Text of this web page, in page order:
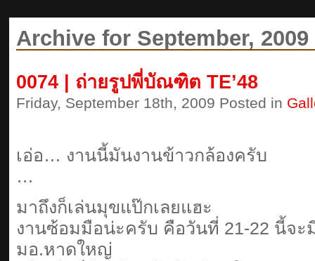
Archive for September, 2009
0074 | ถ่ายรูปพี่บัณฑิต TE’48
Friday, September 18th, 2009 Posted in
เอ่อ… งานนี้มันงานข้าวกล้องครับ
…
มาถึงก็เล่นมุขแป๊กเลยแฮะ
งานซ้อมมือน่ะครับ คือวันที่ 21-22 นี้จ
มอ.หาดใหญ่